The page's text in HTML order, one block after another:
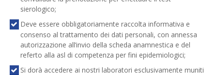
sierologico;
Deve essere obbligatoriamente raccolta informativa e
consenso al trattamento dei dati personali, con annessa
autorizzazione all’invio della scheda anamnestica e del
referto alla asl di competenza per fini epidemiologici;
Si dorà accedere ai nostri laboratori esclusivamente muniti